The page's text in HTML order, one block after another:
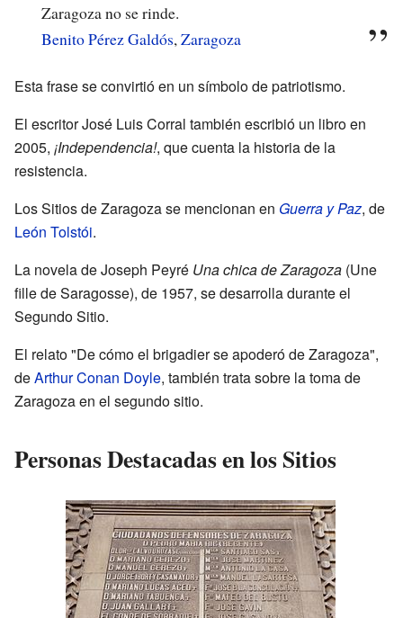
Zaragoza no se rinde.
Benito Pérez Galdós,Zaragoza
Esta frase se convirtió en un símbolo de patriotismo.
El escritor José Luis Corral también escribió un libro en
2005, ¡Independencia!, que cuenta la historia de la
resistencia.
Los Sitios de Zaragoza se mencionan en Guerra y Paz, de
León Tolstói.
La novela de Joseph Peyré Una chica de Zaragoza (Une
fille de Saragosse), de 1957, se desarrolla durante el
Segundo Sitio.
El relato "De cómo el brigadier se apoderó de Zaragoza",
deArthur Conan Doyle, también trata sobre la toma de
Zaragoza en el segundo sitio.
Personas Destacadas en los Sitios